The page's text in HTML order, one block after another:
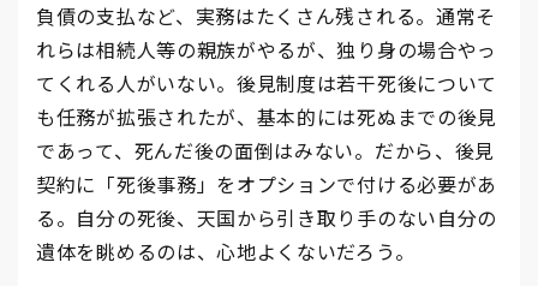
負債の支払など、実務はたくさん残される。通常そ
れらは相続人等の親族がやるが、独り身の場合やっ
てくれる人がいない。後見制度は若干死後について
も任務が拡張されたが、基本的には死ぬまでの後見
であって、死んだ後の面倒はみない。だから、後見
契約に「死後事務」をオプションで付ける必要があ
る。自分の死後、天国から引き取り手のない自分の
遺体を眺めるのは、心地よくないだろう。